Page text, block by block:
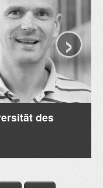
des
›